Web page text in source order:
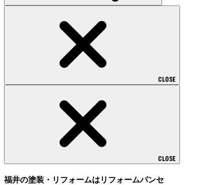
CLOSE
CLOSE
福井の塗装・リフォームはリフォームパンセ